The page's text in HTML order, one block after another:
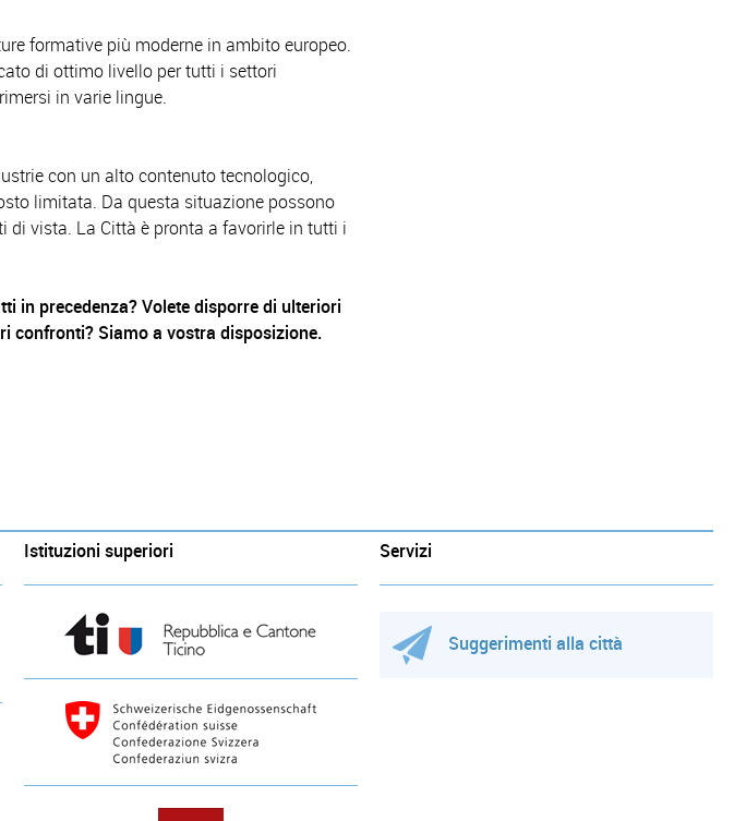
formative più moderne in ambito europeo.
di ottimo livello per tutti i settori
in varie lingue.
con un alto contenuto tecnologico,
limitata. Da questa situazione possono
di vista. La Città è pronta a favorirle in tutti i
in precedenza? Volete disporre di ulteriori
confronti? Siamo a vostra disposizione.
Istituzioni superiori Servizi
Suggerimenti alla città